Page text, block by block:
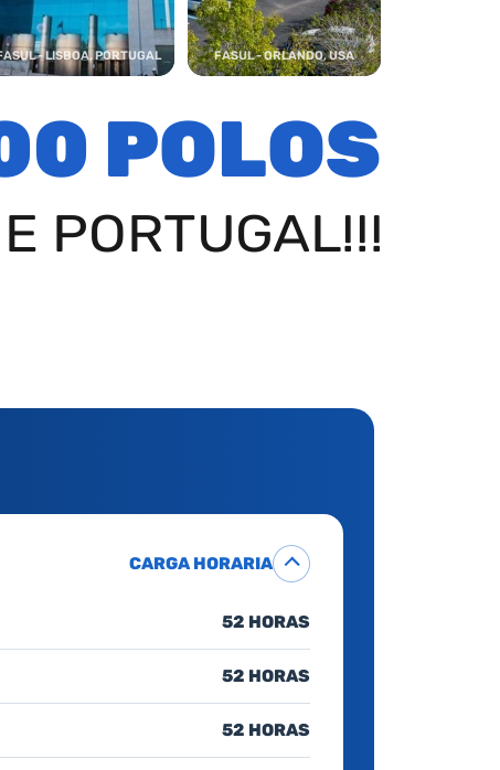
- LISBOA, PORTUGAL FASUL - ORLANDO, USA
POLOS
PORTUGAL!!!
CARGA HORARIA
52 HORAS
52 HORAS
52 HORAS